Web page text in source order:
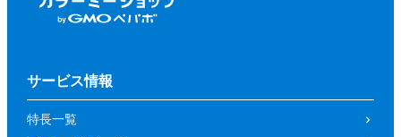
サービス情報
特長一覧